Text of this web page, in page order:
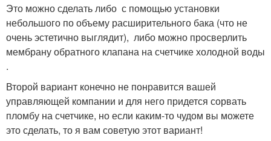
Это можно сделать либо с помощью установки
небольшого по объему расширительного бака (что не
очень эстетично выглядит), либо можно просверлить
мембрану обратного клапана на счетчике холодной воды
.
Второй вариант конечно не понравится вашей
управляющей компании и для него придется сорвать
пломбу на счетчике, но если каким-то чудом вы можете
это сделать, то я вам советую этот вариант!